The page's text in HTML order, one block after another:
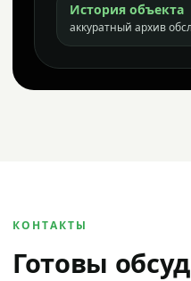
История объекта
аккуратный архив
КОНТАКТЫ
Готовы